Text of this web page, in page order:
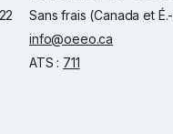
Sans frais (Canada et
info@oeeo.ca
ATS : 711